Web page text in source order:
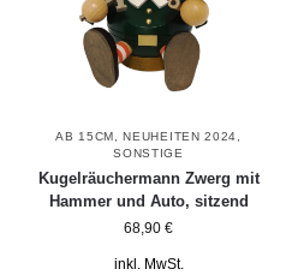
AB 15CM ,NEUHEITEN 2024
SONSTIGE
Kugelräuchermann Zwerg mit
Hammer und Auto, sitzend
68,90 €
inkl. MwSt.